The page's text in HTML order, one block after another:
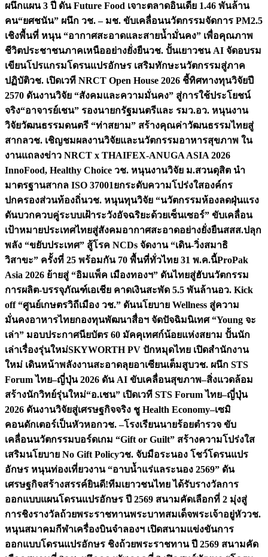
ผนึกแผน 3 ปี ดัน Future Food เจาะตลาดอินเดีย 1.46 พันล้าน
คน“ยศชนัน” ผนึก วช. – มช. ขับเคลื่อนนวัตกรรมจัดการ PM2.5
เชิงพื้นที่ หนุน “อากาศสะอาดและสายน้ำมั่นคง” เพื่อคุณภาพ
ชีวิตประชาชนภาคเหนืออย่างยั่งยืนวช. ปั้นเยาวชน AI จัดอบรม
เขียนโปรแกรมโดรนแปรอักษร เสริมทักษะนวัตกรรมสู่ภาค
ปฏิบัติวช. เปิดเวที NRCT Open House 2026 ชี้ทิศทางทุนวิจัยปี
2570 ดันงานวิจัย “สังคมและความมั่นคง” สู่การใช้ประโยชน์
จริง“อาจารย์เชน” รองนายกรัฐมนตรีและ รมว.อว. หนุนงาน
วิจัยวัฒนธรรมดนตรี “ท่าสยาม” สร้างคุณค่าวัฒนธรรมไทยสู่
สากลวช. เชิญชมผลงานวิจัยและนวัตกรรมอาหารสุขภาพ ใน
งานแถลงข่าว NRCT x THAIFEX-ANUGA ASIA 2026
InnoFood, Healthy Choice วช. หนุนงานวิจัย ม.สวนดุสิต นำ
มาตรฐานสากล ISO 37001ยกระดับความโปร่งใสองค์กร
ปกครองส่วนท้องถิ่นวช. หนุนทุนวิจัย “นวัตกรรมห้องลดฝุ่นแรง
ดันบวกควบคู่ระบบเฝ้าระวังอัจฉริยะด้วยเซ็นเซอร์” ขับเคลื่อน
เป้าหมายประเทศไทยสู่สังคมอากาศสะอาดอย่างยั่งยืนสสส.ปลุก
พลัง “ขยับประเทศ” สู้โรค NCDs จัดงาน “เดิน-วิ่งสมาธิ
วิสาขะ” ครั้งที่ 25 พร้อมกัน 70 พื้นที่ทั่วไทย 31 พ.ค.นี้ProPak
Asia 2026 ย้ายสู่ “อิมแพ็ค เมืองทองฯ” ดันไทยสู่ฮับนวัตกรรม
การผลิต-บรรจุภัณฑ์เอเชีย คาดเงินสะพัด 5.5 พันล้านอว. Kick
off “ศูนย์เกษตรวิถีเมือง วช.” ดันนโยบาย Wellness สู่ความ
มั่นคงอาหารไทยกองทุนพัฒนาสื่อฯ จัดปัจฉิมนิเทศ “Young จะ
เล่า” มอบประกาศนียบัตร 60 มัคคุเทศก์น้อยแห่งสยาม ปั้นนัก
เล่าเรื่องรุ่นใหม่SKYWORTH PV ปักหมุดไทย เปิดสำนักงาน
ใหม่ เดินหน้าพลังงานสะอาดลุยอาเซียนเต็มสูบวช. ผนึก STS
Forum ไทย–ญี่ปุ่น 2026 ดัน AI ขับเคลื่อนสุขภาพ–สิ่งแวดล้อม
สร้างนักวิทย์รุ่นใหม่“อ.เชน” เปิดเวที STS Forum ไทย–ญี่ปุ่น
2026 ดันงานวิจัยสู่เศรษฐกิจจริง ชู Health Economy–เซมิ
คอนดักเตอร์เป็นหัวหอกวช. –โรงเรียนนายร้อยตำรวจ ขับ
เคลื่อนนวัตกรรมบอร์ดเกม “Gift or Guilt” สร้างความโปร่งใส
เสริมนโยบาย No Gift Policyวช. จับมือระนอง โชว์โดรนแปร
อักษร หนุนท่องเที่ยวงาน “อาบน้ำแร่แลระนอง 2569” ดัน
เศรษฐกิจสร้างสรรค์ยินดี!ทีมเยาวชนไทย ได้รับรางวัลการ
ออกแบบแผนโดรนแปรอักษร ปี 2569 สนามคัดเลือกที่ 2 มุ่งสู่
การชิงรางวัลถ้วยพระราชทานพระบาทสมเด็จพระเจ้าอยู่หัววช.
หนุนสมาคมกีฬาเครื่องบินจำลองฯ เปิดสนามแข่งขันการ
ออกแบบโดรนแปรอักษร ชิงถ้วยพระราชทาน ปี 2569 สนามคัด